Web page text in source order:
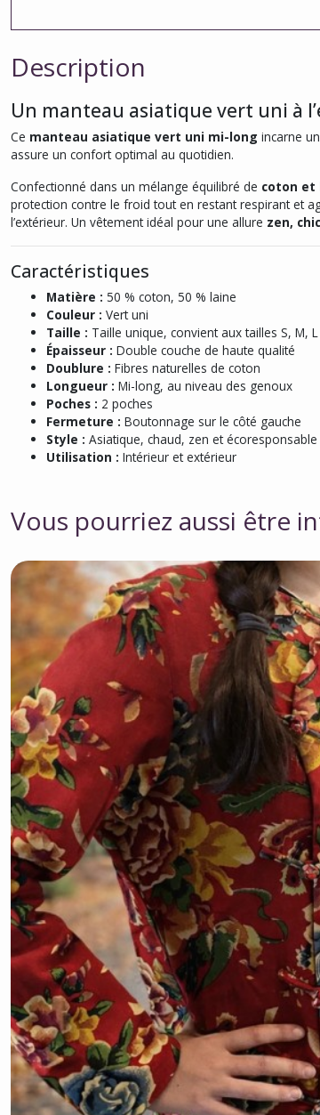
Description
Un manteau asiatique vert uni à
Ce manteau asiatique vert uni mi-long incarne
assure un confort optimal au quotidien.
Confectionné dans un mélange équilibré de coton et
protection contre le froid tout en restant respirant et
l’extérieur. Un vêtement idéal pour une allure zen,
Caractéristiques
Matière : 50 % coton, 50 % laine
Couleur : Vert uni
Taille : Taille unique, convient aux tailles S, M,
Épaisseur : Double couche de haute qualité
Doublure : Fibres naturelles de coton
Longueur : Mi-long, au niveau des genoux
Poches : 2 poches
Fermeture : Boutonnage sur le côté gauche
Style : Asiatique, chaud, zen et écoresponsable
Utilisation : Intérieur et extérieur
Vous pourriez aussi être